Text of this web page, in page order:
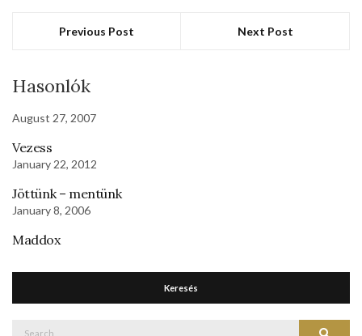
Previous Post Next Post
Hasonlók
August 27, 2007
Vezess
January 22, 2012
Jöttünk – mentünk
January 8, 2006
Maddox
Keresés
Search